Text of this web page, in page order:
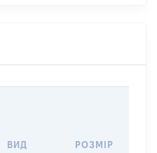
ВИД
РОЗМІР